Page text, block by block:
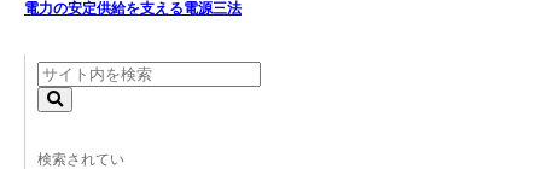
電力の安定供給を支える電源三法
検索されてい